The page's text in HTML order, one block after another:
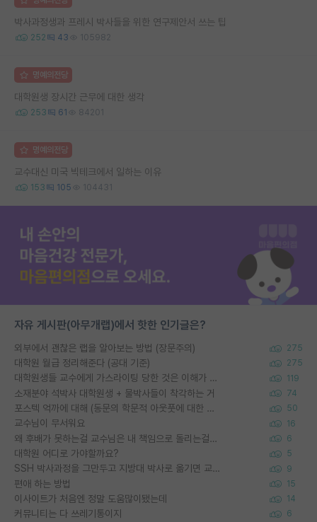
박사과정생과 프레시 박사들을 위한 연구제안서 쓰는 팁
252 43 105982
명예의전당
대학원생 장시간 근무에 대한 생각
253 61 84201
명예의전당
교수대신 미국 빅테크에서 일하는 이유
153 105 104431
자유 게시판(아무개랩)에서 핫한 인기글은?
외부에서 괜찮은 랩을 알아보는 방법 (장문주의) 275
대학원 월급 정리해준다 (공대 기준) 275
대학원생들 교수에게 가스라이팅 당한 것은 이해가 갑니다. 안타깝네요. 119
소재분야 석박사 대학원생 + 물박사들이 착각하는 거 74
포스텍 억까에 대해 (동문의 학문적 아웃풋에 대한 반박) 50
교수님이 무서워요 16
왜 후배가 못하는걸 교수님은 내 책임으로 돌리는걸까요? 6
대학원 어디로 가야할까요? 5
SSH 박사과정을 그만두고 지방대 박사로 옮기면 교수의 꿈은 끝일까요? 9
편애 하는 방법 15
이사이트가 처음엔 정말 도움많이됐는데 14
커뮤니티는 다 쓰레기통이지 6